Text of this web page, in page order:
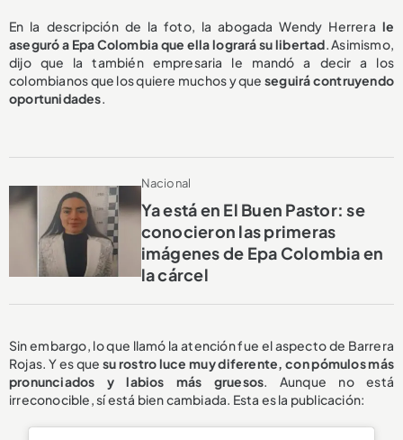
En la descripción de la foto, la abogada Wendy Herrera le
aseguró a Epa Colombia que ella logrará su libertad. Asimismo,
dijo que la también empresaria le mandó a decir a los
colombianos que los quiere muchos y queseguirá contruyendo
oportunidades.
Nacional
Ya está en El Buen Pastor: se
conocieron las primeras
imágenes de Epa Colombia en
la cárcel
Sin embargo, lo que llamó la atención fue el aspecto de Barrera
Rojas. Y es que su rostro luce muy diferente, con pómulos más
pronunciados y labios más gruesos. Aunque no está
irreconocible, sí está bien cambiada. Esta es la publicación: